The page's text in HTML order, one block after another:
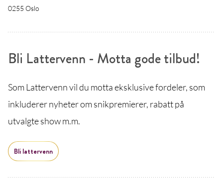
0255 Oslo
Bli Lattervenn - Motta gode tilbud!
Som Lattervenn vil du motta eksklusive fordeler, som
inkluderer nyheter om snikpremierer, rabatt på
utvalgte show m.m.
Bli lattervenn